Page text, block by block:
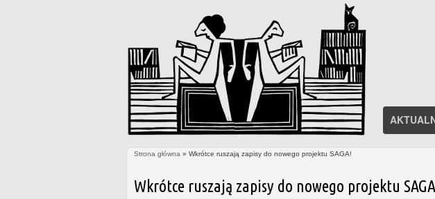
Strona główna » Wkrótce ruszają zapisy do nowego projektu SAGA!
Wkrótce ruszają zapisy do nowego projektu